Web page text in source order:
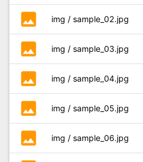
photo img / sample_02.jpg
photo img / sample_03.jpg
photo img / sample_04.jpg
photo img / sample_05.jpg
photo img / sample_06.jpg